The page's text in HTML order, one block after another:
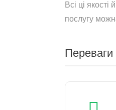
Всі ці
послугу